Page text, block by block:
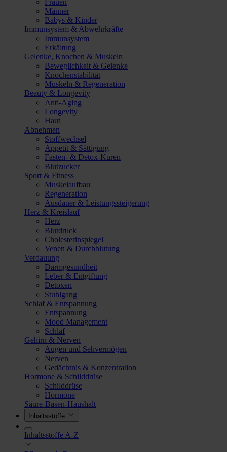
Frauen
Männer
Babys & Kinder
Immunsystem & Abwehrkräfte
Immunsystem
Erkältung
Gelenke, Knochen & Muskeln
Beweglichkeit & Gelenke
Knochenstabilität
Muskeln & Regeneration
Beauty & Longevity
Anti-Aging
Longevity
Haut
Abnehmen
Stoffwechsel
Appetit & Sättigung
Fasten- & Detox-Kuren
Blutzucker
Sport & Fitness
Muskelaufbau
Regeneration
Ausdauer & Leistungssteigerung
Herz & Kreislauf
Herz
Blutdruck
Cholesterinspiegel
Venen & Durchblutung
Verdauung
Darmgesundheit
Leber & Entgiftung
Detoxen
Stuhlgang
Schlaf & Entspannung
Entspannung
Mood Management
Schlaf
Gehirn & Nerven
Augen und Sehvermögen
Nerven
Gedächtnis & Konzentration
Hormone & Schilddrüse
Schilddrüse
Hormone
Säure-Basen-Haushalt
Inhaltsstoffe
Inhaltsstoffe A-Z